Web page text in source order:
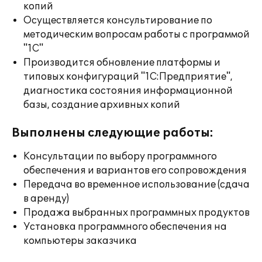
копий
Осуществляется консультирование по
методическим вопросам работы с программой
"1С"
Производится обновление платформы и
типовых конфигураций "1С:Предприятие",
диагностика состояния информационной
базы, создание архивных копий
Выполнены следующие работы:
Консультации по выбору программного
обеспечения и вариантов его сопровождения
Передача во временное использование (сдача
в аренду)
Продажа выбранных программных продуктов
Установка программного обеспечения на
компьютеры заказчика